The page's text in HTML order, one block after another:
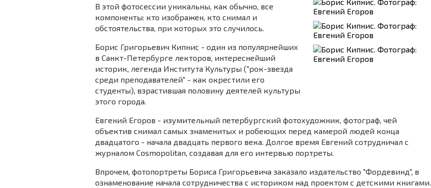
В этой фотосессии уникальны, как обычно, все
компоненты: кто изображен, кто снимал и
обстоятельства, при которых это случилось.
Борис Григорьевич Кипнис - один из популярнейших
в Санкт-Петербурге лекторов, интереснейший
историк, легенда Института Культуры ("рок-звезда
среди преподавателей" - как окрестили его
студенты), взрастившая половину деятелей культуры
этого города.
Евгений Егоров - изумительный петербургский фотохудожник, фотограф, чей
объектив снимал самых знаменитых и робеющих перед камерой людей конца
двадцатого - начала двадцать первого века. Долгое время Евгений сотрудничал с
журналом Cosmopolitan, создавая для его интервью портреты.
Впрочем, фотопортреты Бориса Григорьевича заказало издательство "Фордевинд", в
ознаменование начала сотрудничества с историком над проектом с детскими книгами.